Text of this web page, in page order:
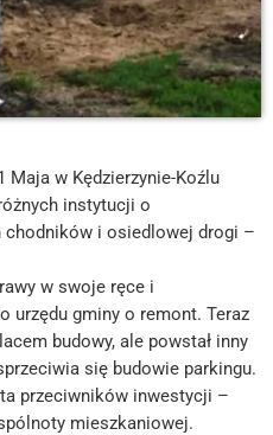
w Kędzierzynie-Koźlu
instytucji o
chodników i osiedlowej drogi –
w swoje ręce i
urzędu gminy o remont. Teraz
budowy, ale powstał inny
się budowie parkingu.
przeciwników inwestycji –
mieszkaniowej.